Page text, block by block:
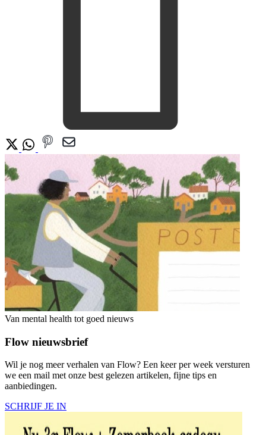
Van mental health tot goed nieuws
Flow nieuwsbrief
Wil je nog meer verhalen van Flow? Een keer per week versturen
we een mail met onze best gelezen artikelen, fijne tips en
aanbiedingen.
SCHRIJF JE IN